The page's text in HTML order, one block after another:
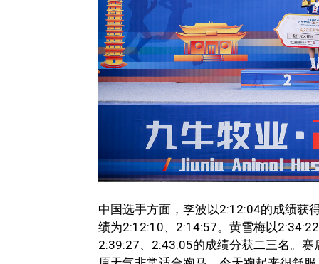
中国选手方面，李波以2:12:04的成绩获
绩为2:12:10、2:14:57。黄雪梅以
2:39:27、2:43:05的成绩分获二三名。